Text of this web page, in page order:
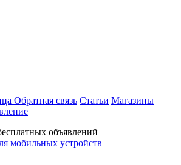
Обратная связь Статьи Магазины
объявлений
мобильных устройств